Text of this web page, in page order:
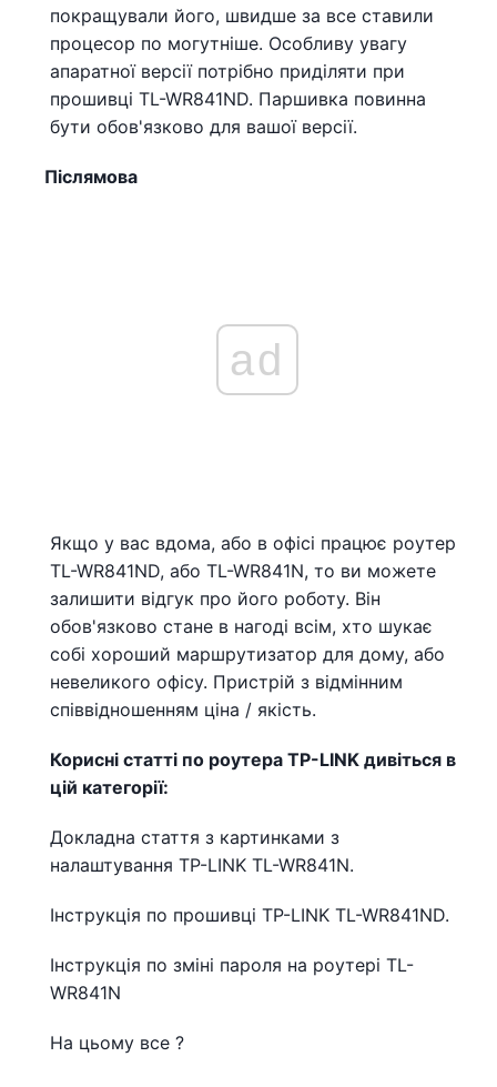
покращували його, швидше за все ставили
процесор по могутніше. Особливу увагу
апаратної версії потрібно приділяти при
прошивці TL-WR841ND. Паршивка повинна
бути обов'язково для вашої версії.
Післямова
ad
Якщо у вас вдома, або в офісі працює роутер
TL-WR841ND, або TL-WR841N, то ви можете
залишити відгук про його роботу. Він
обов'язково стане в нагоді всім, хто шукає
собі хороший маршрутизатор для дому, або
невеликого офісу. Пристрій з відмінним
співвідношенням ціна / якість.
Корисні статті по роутера TP-LINK дивіться в
цій категорії:
Докладна стаття з картинками з
налаштування TP-LINK TL-WR841N.
Інструкція по прошивці TP-LINK TL-WR841ND.
Інструкція по зміні пароля на роутері TL-
WR841N
На цьому все ?